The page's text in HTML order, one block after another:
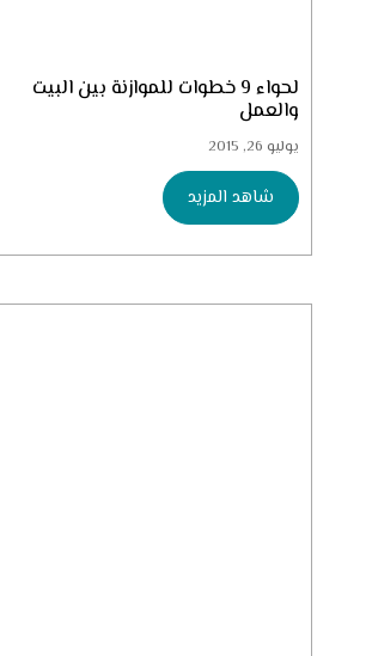
لحواء 9 خطوات للموازنة بين البيت
والعمل
يوليو 26, 2015
شاهد المزيد